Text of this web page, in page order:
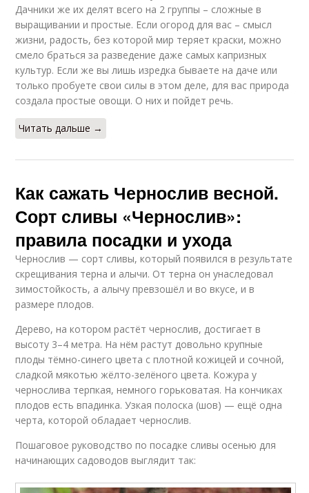
Дачники же их делят всего на 2 группы – сложные в
выращивании и простые. Если огород для вас – смысл
жизни, радость, без которой мир теряет краски, можно
смело браться за разведение даже самых капризных
культур. Если же вы лишь изредка бываете на даче или
только пробуете свои силы в этом деле, для вас природа
создала простые овощи. О них и пойдет речь.
Читать дальше →
Как сажать Чернослив весной.
Сорт сливы «Чернослив»:
правила посадки и ухода
Чернослив — сорт сливы, который появился в результате
скрещивания терна и алычи. От терна он унаследовал
зимостойкость, а алычу превзошёл и во вкусе, и в
размере плодов.
Дерево, на котором растёт чернослив, достигает в
высоту 3–4 метра. На нём растут довольно крупные
плоды тёмно-синего цвета с плотной кожицей и сочной,
сладкой мякотью жёлто-зелёного цвета. Кожура у
чернослива терпкая, немного горьковатая. На кончиках
плодов есть впадинка. Узкая полоска (шов) — ещё одна
черта, которой обладает чернослив.
Пошаговое руководство по посадке сливы осенью для
начинающих садоводов выглядит так: